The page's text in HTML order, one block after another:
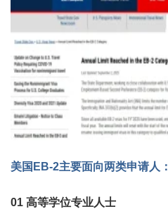
美国EB-2主要面向两类申请人：
01 高等学位专业人士